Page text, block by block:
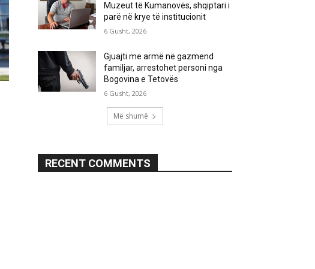
Muzeut të Kumanovës, shqiptari i
parë në krye të institucionit
6 Gusht, 2026
Gjuajti me armë në gazmend
familjar, arrestohet personi nga
Bogovina e Tetovës
6 Gusht, 2026
Më shumë
RECENT COMMENTS